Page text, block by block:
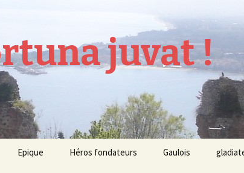
juvat !
Epique Héros fondateurs Gaulois